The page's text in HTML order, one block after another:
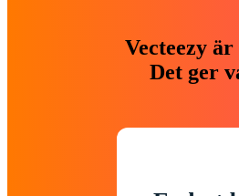
Vecteezy
Det ger